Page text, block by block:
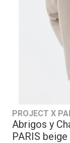
PROJECT X
Abrigos y
PARIS